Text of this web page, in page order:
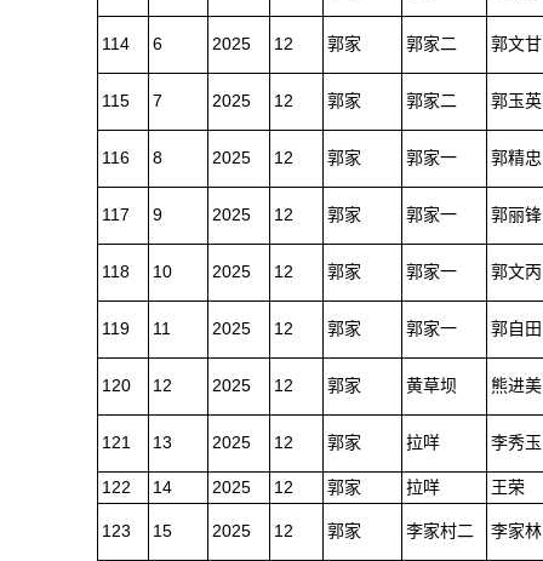
114 6 2025 12 郭家 郭家二 郭文甘
115 7 2025 12 郭家 郭家二 郭玉英
116 8 2025 12 郭家 郭家一 郭精忠
117 9 2025 12 郭家 郭家一 郭丽锋
118 10 2025 12 郭家 郭家一 郭文丙
119 11 2025 12 郭家 郭家一 郭自田
120 12 2025 12 郭家 黄草坝 熊进美
121 13 2025 12 郭家 拉咩 李秀玉
122 14 2025 12 郭家 拉咩 王荣
123 15 2025 12 郭家 李家村二 李家林